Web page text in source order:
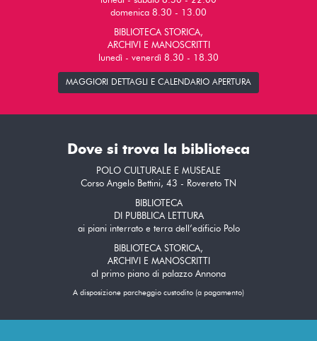
domenica 8.30 - 13.00
BIBLIOTECA STORICA,
ARCHIVI E MANOSCRITTI
lunedì - venerdì 8.30 - 18.30
MAGGIORI DETTAGLI E CALENDARIO APERTURA
Dove si trova la biblioteca
POLO CULTURALE E MUSEALE
Corso Angelo Bettini, 43 - Rovereto TN
BIBLIOTECA
DI PUBBLICA LETTURA
ai piani interrato e terra dell’edificio Polo
BIBLIOTECA STORICA,
ARCHIVI E MANOSCRITTI
al primo piano di palazzo Annona
A disposizione parcheggio custodito (a pagamento)